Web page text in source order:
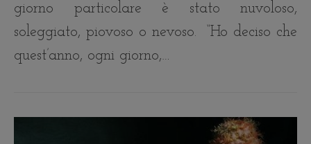
giorno particolare è stato nuvoloso,
soleggiato, piovoso o nevoso. “Ho deciso che
quest’anno, ogni giorno,…